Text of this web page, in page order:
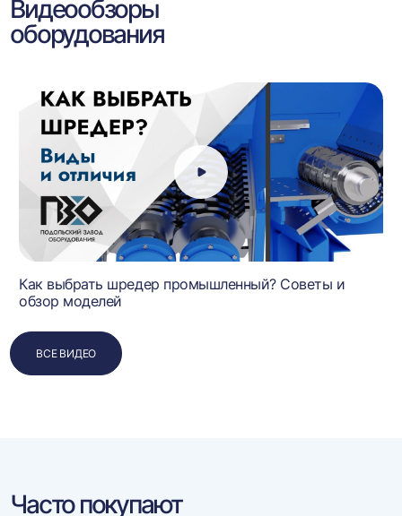
Видеообзоры
оборудования
Как выбрать шредер промышленный? Советы и
обзор моделей
ВСЕ ВИДЕО
Часто покупают